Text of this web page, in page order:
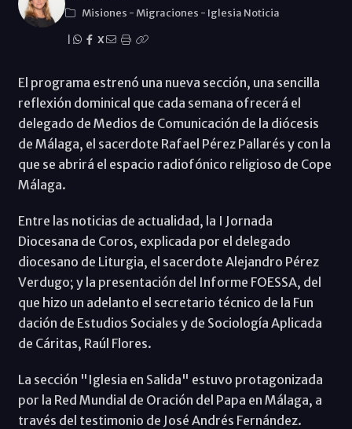
Misiones - Migraciones - Iglesia Noticia
X
El programa estrenó una nueva sección, una sencilla
reflexión dominical que cada semana ofrecerá el
delegado de Medios de Comunicación de la diócesis
de Málaga, el sacerdote Rafael Pérez Pallarés y con la
que se abrirá el espacio radiofónico religioso de Cope
Málaga.
Entre las noticias de actualidad, la I Jornada
Diocesana de Coros, explicada por el delegado
diocesano de Liturgia, el sacerdote Alejandro Pérez
Verdugo; y la presentación del Informe FOESSA, del
que hizo un adelanto el secretario técnico de la Fun
dación de Estudios Sociales y de Sociología Aplicada
de Cáritas, Raúl Flores.
La sección "Iglesia en Salida" estuvo protagonizada
por la Red Mundial de Oración del Papa en Málaga, a
través del testimonio de José Andrés Fernández.